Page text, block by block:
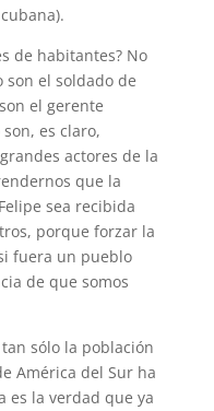
de habitantes? No
son el soldado de
el gerente
es claro,
actores de la
que la
sea recibida
porque forzar la
fuera un pueblo
de que somos
sólo la población
América del Sur ha
es la verdad que ya